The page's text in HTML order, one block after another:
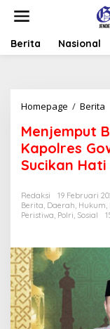
t
Berita Nasional
Homepage / Berita
n
j
e
u
t
B
l
P
e
n
u
Menjemput
Kapolres
Sucikan Hati
Redaksi
19 Februari
Berita, Daerah, Hukum,
Peristiwa, Polri, Sosial